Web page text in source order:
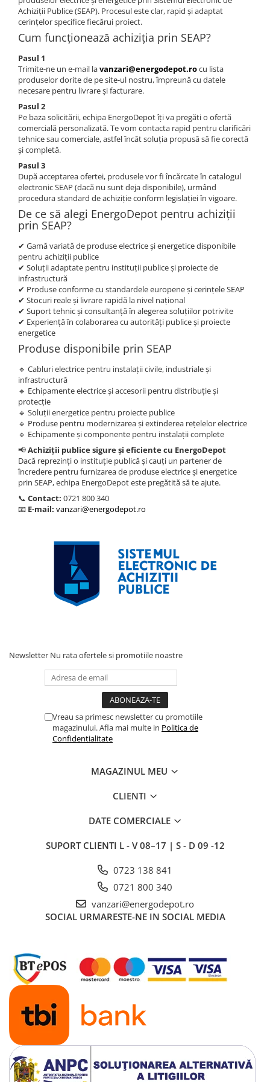
Statii de reincarcare Fronius
Goodwe
HUAWEI
SMA
Solis
Solplanet
Sungrow
Invertoare Hibrid Sungrow
Invertoare on-grid Sungrow
Statii de reincarcare Sungrow
Victron Energy
MPPT
Accesorii Victron
Invertor Hibrid - Off Grid
Statii de reincarcare Victron
Acumulatori
BYD Battery
HVM
HVS
LVS
Deye
FelicitySolar
Fronius Reserva
Fronius Reserva Pro
Huawei
Pylontech
H1
H2
HV
Structura acoperis tigla
Structura acoperis tabla
Structura acoperis plat
IBC Top Fix 200
K2-Systems GmbH
Convertor DC-DC
Mufe si conectori
Smart Meter
Statii de reincarcare
Cabluri
Accesorii cabluri
Alte accesorii
Folie avertizoare
LEA accesorii
Papuci si mufe
Achiziții Publice (SEAP). Procesul este clar, rapid și adaptat
cerințelor specifice fiecărui proiect.
Cum funcționează achiziția prin SEAP?
Pasul 1
Trimite-ne un e-mail lavanzari@energodepot.rocu lista
produselor dorite de pe site-ul nostru, împreună cu datele
necesare pentru livrare și facturare.
Pasul 2
Pe baza solicitării, echipa EnergoDepot îți va pregăti o ofertă
comercială personalizată. Te vom contacta rapid pentru clarificări
tehnice sau comerciale, astfel încât soluția propusă să fie corectă
și completă.
Pasul 3
După acceptarea ofertei, produsele vor fi încărcate în catalogul
electronic SEAP (dacă nu sunt deja disponibile), urmând
procedura standard de achiziție conform legislației în vigoare.
De ce să alegi EnergoDepot pentru achiziții
prin SEAP?
✔ Gamă variată de produse electrice și energetice disponibile
pentru achiziții publice
✔ Soluții adaptate pentru instituții publice și proiecte de
infrastructură
✔ Produse conforme cu standardele europene și cerințele SEAP
✔ Stocuri reale și livrare rapidă la nivel național
✔ Suport tehnic și consultanță în alegerea soluțiilor potrivite
✔ Experiență în colaborarea cu autorități publice și proiecte
energetice
Produse disponibile prin SEAP
🔹 Cabluri electrice pentru instalații civile, industriale și
infrastructură
🔹 Echipamente electrice și accesorii pentru distribuție și
protecție
🔹 Soluții energetice pentru proiecte publice
🔹 Produse pentru modernizarea și extinderea rețelelor electrice
🔹 Echipamente și componente pentru instalații complete
📢Achiziții publice sigure și eficiente cu EnergoDepot
Dacă reprezinți o instituție publică și cauți un partener de
încredere pentru furnizarea de produse electrice și energetice
prin SEAP, echipa EnergoDepot este pregătită să te ajute.
📞 Contact: 0721 800 340
📧 E-mail: vanzari@energodepot.ro
Newsletter Nu rata ofertele si promotiile noastre
Vreau sa primesc newsletter cu promotiile
magazinului. Afla mai multe in Politica de
Confidentialitate
MAGAZINUL MEU
CLIENTI
DATE COMERCIALE
SUPORT CLIENTI L - V 08–17 | S - D 09 -12
0723 138 841
0721 800 340
vanzari@energodepot.ro
SOCIAL URMARESTE-NE IN SOCIAL MEDIA